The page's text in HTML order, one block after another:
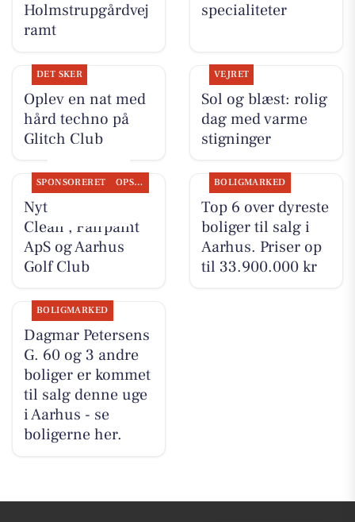
Holmstrupgårdvej
ramt
specialiteter
DET SKER
Oplev en nat med
hård techno på
Glitch Club
VEJRET
Sol og blæst: rolig
dag med varme
stigninger
SPONSORERET OPSLAGSTAVLEN
Nyt fra Classic
Clean , Fairpaint
ApS og Aarhus
Golf Club
BOLIGMARKED
Top 6 over dyreste
boliger til salg i
Aarhus. Priser op
til 33.900.000 kr
BOLIGMARKED
Dagmar Petersens
G. 60 og 3 andre
boliger er kommet
til salg denne uge
i Aarhus - se
boligerne her.